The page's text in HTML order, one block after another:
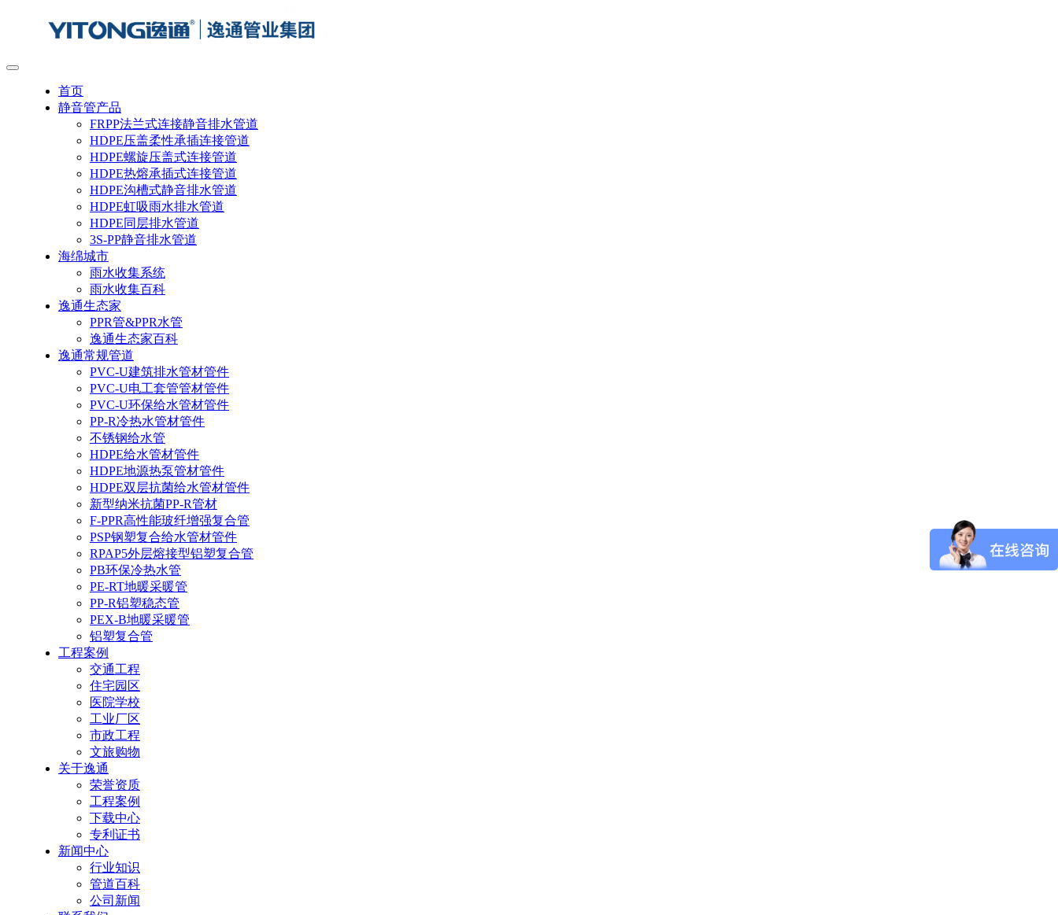
首页
静音管产品
FRPP法兰式连接静音排水管道
HDPE压盖柔性承插连接管道
HDPE螺旋压盖式连接管道
HDPE热熔承插式连接管道
HDPE沟槽式静音排水管道
HDPE虹吸雨水排水管道
HDPE同层排水管道
3S-PP静音排水管道
海绵城市
雨水收集系统
雨水收集百科
逸通生态家
PPR管&PPR水管
逸通生态家百科
逸通常规管道
PVC-U建筑排水管材管件
PVC-U电工套管管材管件
PVC-U环保给水管材管件
PP-R冷热水管材管件
不锈钢给水管
HDPE给水管材管件
HDPE地源热泵管材管件
HDPE双层抗菌给水管材管件
新型纳米抗菌PP-R管材
F-PPR高性能玻纤增强复合管
PSP钢塑复合给水管材管件
RPAP5外层熔接型铝塑复合管
PB环保冷热水管
PE-RT地暖采暖管
PP-R铝塑稳态管
PEX-B地暖采暖管
铝塑复合管
工程案例
交通工程
住宅园区
医院学校
工业厂区
市政工程
文旅购物
关于逸通
荣誉资质
工程案例
下载中心
专利证书
新闻中心
行业知识
管道百科
公司新闻